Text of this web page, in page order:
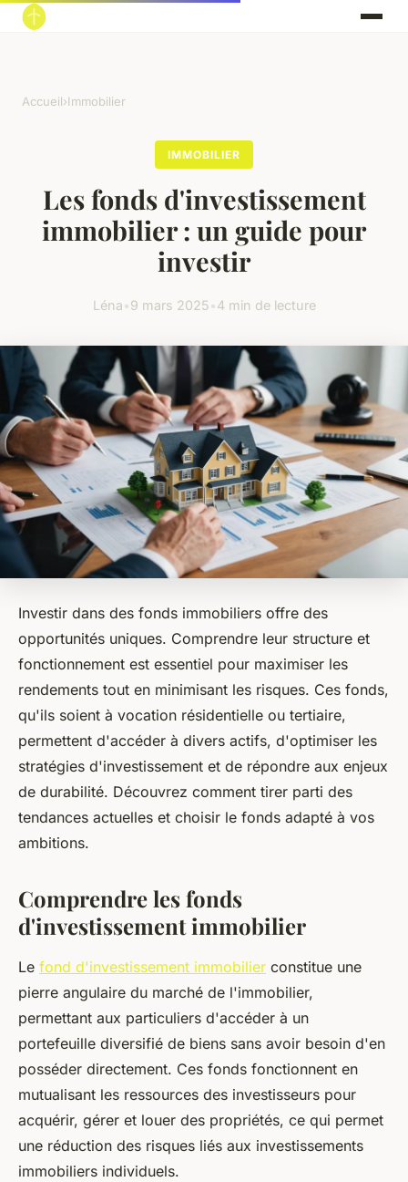
Accueil›Immobilier
IMMOBILIER
Les fonds d'investissement
immobilier : un guide pour
investir
Léna•9 mars 2025•4 min de lecture
Investir dans des fonds immobiliers offre des
opportunités uniques. Comprendre leur structure et
fonctionnement est essentiel pour maximiser les
rendements tout en minimisant les risques. Ces fonds,
qu'ils soient à vocation résidentielle ou tertiaire,
permettent d'accéder à divers actifs, d'optimiser les
stratégies d'investissement et de répondre aux enjeux
de durabilité. Découvrez comment tirer parti des
tendances actuelles et choisir le fonds adapté à vos
ambitions.
Comprendre les fonds
d'investissement immobilier
Le fond d'investissement immobilier constitue une
pierre angulaire du marché de l'immobilier,
permettant aux particuliers d'accéder à un
portefeuille diversifié de biens sans avoir besoin d'en
posséder directement. Ces fonds fonctionnent en
mutualisant les ressources des investisseurs pour
acquérir, gérer et louer des propriétés, ce qui permet
une réduction des risques liés aux investissements
immobiliers individuels.